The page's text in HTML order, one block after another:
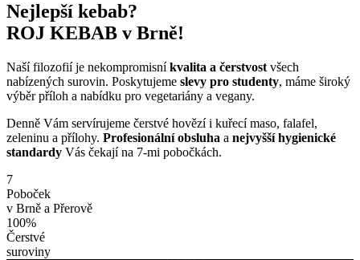
Nejlepší kebab?
ROJ KEBAB v Brně!
Naší filozofií je nekompromisníkvalita a čerstvost všech
nabízených surovin. Poskytujeme slevy pro studenty, máme široký
výběr příloh a nabídku pro vegetariány a vegany.
Denně Vám servírujeme čerstvé hovězí i kuřecí maso, falafel,
zeleninu a přílohy. Profesionální obsluha a nejvyšší hygienické
standardy Vás čekají na 7-mi pobočkách.
7
Poboček
v Brně a Přerově
100%
Čerstvé
suroviny